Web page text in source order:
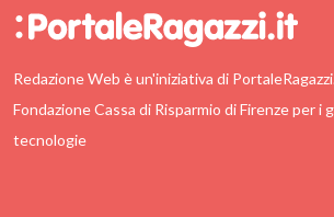
Redazione Web è un'iniziativa di
Fondazione Cassa di Risparmio di Firenze per i
tecnologie